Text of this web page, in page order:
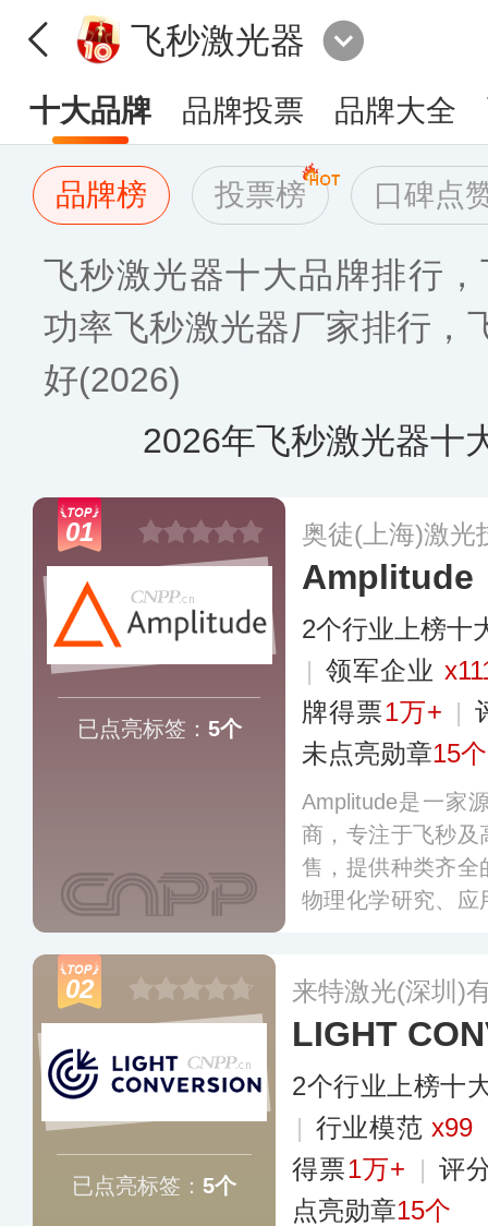
飞秒激光器
十大品牌 品牌投票 品牌大全
品牌榜 投票榜 口碑点
飞秒激光器十大品牌排行
功率飞秒激光器厂家排行，
好(2026)
2026年飞秒激光器十
01
已点亮标签： 5个
奥徒(上海)激光
Amplitude
2个行业上榜十
| 领军企业
牌得票1万+ |
未点亮勋章15个
Amplitude是一家
商，专注于飞秒及
售，提供种类齐全
物理化学研究、应
02
已点亮标签： 5个
来特激光(深圳)
LIGHT
2个行业上榜十
| 行业模范x99
得票1万+ | 评
点亮勋章15个